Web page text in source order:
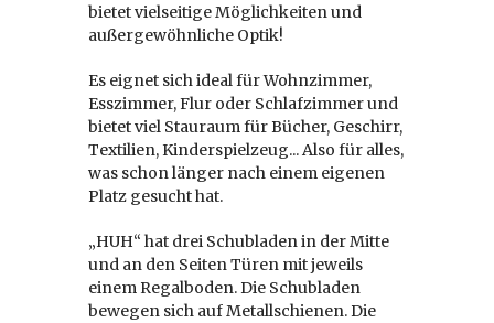
bietet vielseitige Möglichkeiten und
außergewöhnliche Optik!
Es eignet sich ideal für Wohnzimmer,
Esszimmer, Flur oder Schlafzimmer und
bietet viel Stauraum für Bücher, Geschirr,
Textilien, Kinderspielzeug... Also für alles,
was schon länger nach einem eigenen
Platz gesucht hat.
„HUH“ hat drei Schubladen in der Mitte
und an den Seiten Türen mit jeweils
einem Regalboden. Die Schubladen
bewegen sich auf Metallschienen. Die